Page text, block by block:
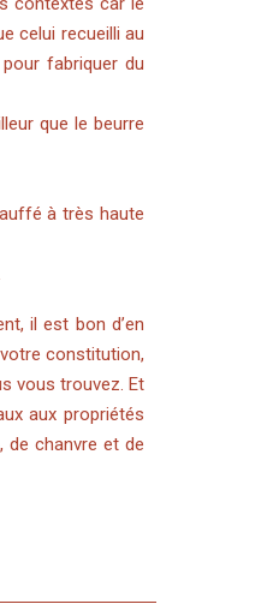
celui recueilli au
fabriquer du
que le beurre
à très haute
il est bon d’en
constitution,
vous trouvez. Et
aux propriétés
de chanvre et de